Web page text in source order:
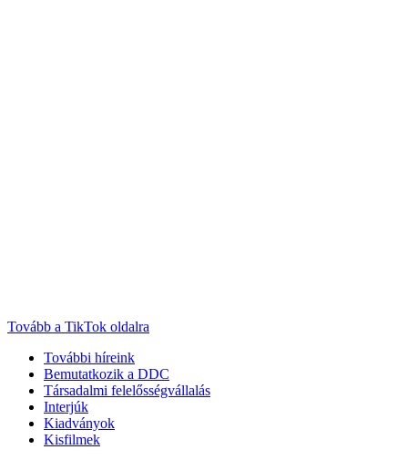
Tovább a TikTok oldalra
További híreink
Bemutatkozik a DDC
Társadalmi felelősségvállalás
Interjúk
Kiadványok
Kisfilmek